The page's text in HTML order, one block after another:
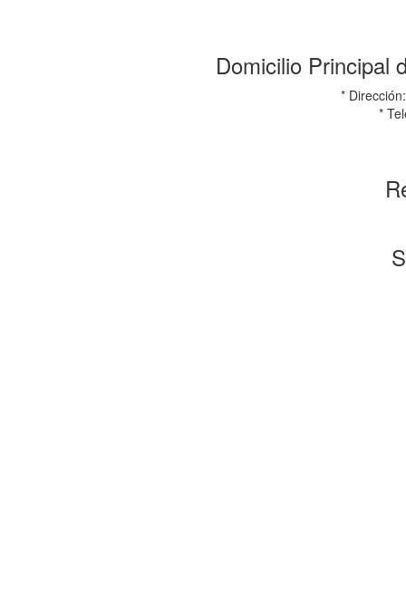
Domicilio Principal
*
*